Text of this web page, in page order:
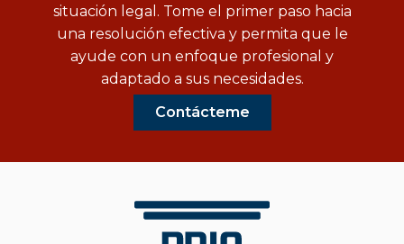
situación legal. Tome el primer paso hacia
una resolución efectiva y permita que le
ayude con un enfoque profesional y
adaptado a sus necesidades.
Contácteme